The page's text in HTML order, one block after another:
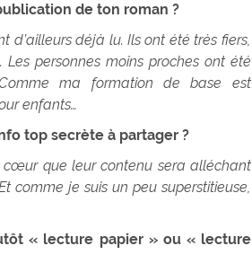
de ton roman ?
d’ailleurs déjà lu. Ils ont été très fiers,
personnes moins proches ont été
ma formation de base est
enfants…
top secrète à partager ?
cœur que leur contenu sera alléchant
comme je suis un peu superstitieuse,
« lecture papier » ou « lecture